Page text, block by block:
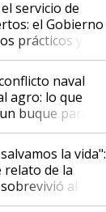
servicio de
el Gobierno
prácticos y
de
naval
agro: lo que
buque parado
que Argentina
sucio"
la vida":
relato de la
al